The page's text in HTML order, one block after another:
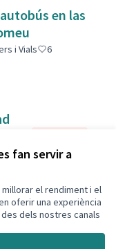
fan servir a
el rendiment i el
oferir una experiència
dels nostres canals
en las
i Vials
6